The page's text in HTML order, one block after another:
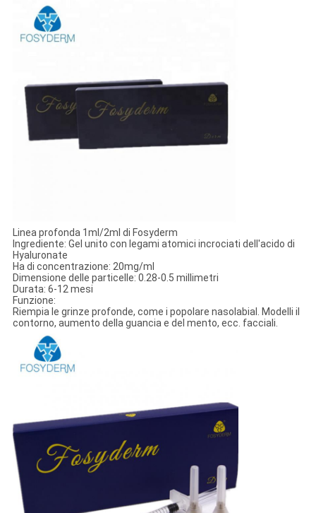
Linea profonda 1ml/2ml di Fosyderm
Ingrediente: Gel unito con legami atomici incrociati dell'acido di
Hyaluronate
Ha di concentrazione: 20mg/ml
Dimensione delle particelle: 0.28-0.5 millimetri
Durata: 6-12 mesi
Funzione:
Riempia le grinze profonde, come i popolare nasolabial. Modelli il
contorno, aumento della guancia e del mento, ecc. facciali.